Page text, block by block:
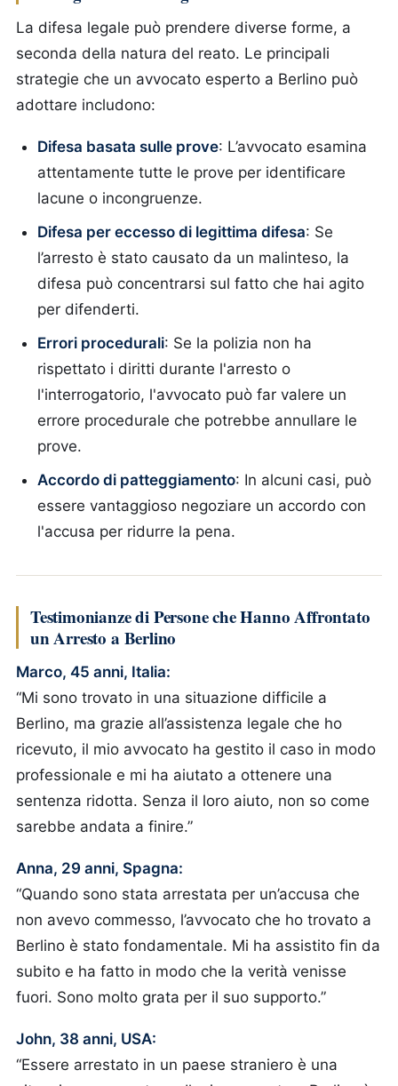
La difesa legale può prendere diverse forme, a
seconda della natura del reato. Le principali
strategie che un avvocato esperto a Berlino può
adottare includono:
Difesa basata sulle prove: L’avvocato esamina
attentamente tutte le prove per identificare
lacune o incongruenze.
Difesa per eccesso di legittima difesa: Se
l’arresto è stato causato da un malinteso, la
difesa può concentrarsi sul fatto che hai agito
per difenderti.
Errori procedurali: Se la polizia non ha
rispettato i diritti durante l'arresto o
l'interrogatorio, l'avvocato può far valere un
errore procedurale che potrebbe annullare le
prove.
Accordo di patteggiamento: In alcuni casi, può
essere vantaggioso negoziare un accordo con
l'accusa per ridurre la pena.
Testimonianze di Persone che Hanno Affrontato
un Arresto a Berlino
Marco, 45 anni, Italia:
“Mi sono trovato in una situazione difficile a
Berlino, ma grazie all’assistenza legale che ho
ricevuto, il mio avvocato ha gestito il caso in modo
professionale e mi ha aiutato a ottenere una
sentenza ridotta. Senza il loro aiuto, non so come
sarebbe andata a finire.”
Anna, 29 anni, Spagna:
“Quando sono stata arrestata per un’accusa che
non avevo commesso, l’avvocato che ho trovato a
Berlino è stato fondamentale. Mi ha assistito fin da
subito e ha fatto in modo che la verità venisse
fuori. Sono molto grata per il suo supporto.”
John, 38 anni, USA:
“Essere arrestato in un paese straniero è una